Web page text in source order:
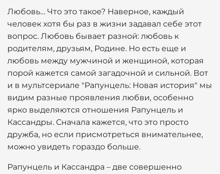
Любовь… Что это такое? Наверное, каждый
человек хотя бы раз в жизни задавал себе этот
вопрос. Любовь бывает разной: любовь к
родителям, друзьям, Родине. Но есть еще и
любовь между мужчиной и женщиной, которая
порой кажется самой загадочной и сильной. Вот
и в мультсериале "Рапунцель: Новая история" мы
видим разные проявления любви, особенно
ярко выделяются отношения Рапунцель и
Кассандры. Сначала кажется, что это просто
дружба, но если присмотреться внимательнее,
можно увидеть гораздо больше.
Рапунцель и Кассандра – две совершенно